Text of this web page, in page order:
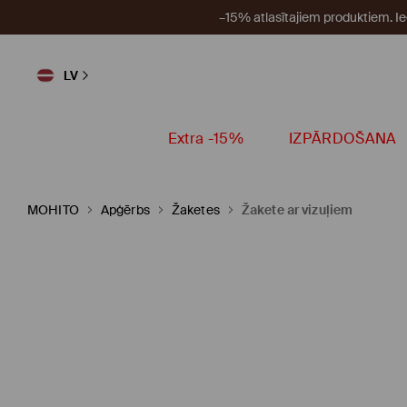
–15% atlasītajiem produktiem.
LV
Extra -15% IZPĀRDOŠANA
MOHITO Apģērbs Žaketes Žakete ar vizuļiem